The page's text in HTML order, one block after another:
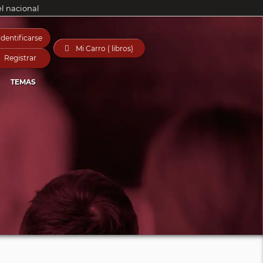
nacional
Registrar
 Mi Carro ( libros)
TEMAS